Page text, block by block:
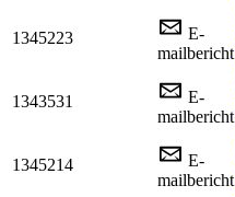
1345223
E-
mailbericht
1343531
E-
mailbericht
1345214
E-
mailbericht